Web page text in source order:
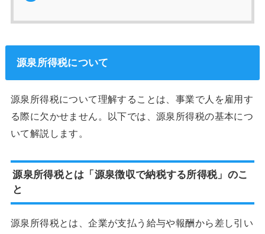
源泉所得税について
源泉所得税について理解することは、事業で人を雇用す
る際に欠かせません。以下では、源泉所得税の基本につ
いて解説します。
源泉所得税とは「源泉徴収で納税する所得税」のこ
と
源泉所得税とは、企業が支払う給与や報酬から差し引い